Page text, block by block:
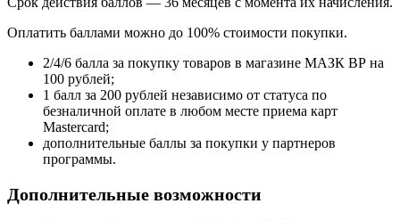
Оплатить баллами можно до 100% стоимости покупки.
2/4/6 балла за покупку товаров в магазине МАЗК ВР на
100 рублей;
1 балл за 200 рублей независимо от статуса по
безналичной оплате в любом месте приема карт
Masterсard;
дополнительные баллы за покупки у партнеров
программы.
Дополнительные возможности